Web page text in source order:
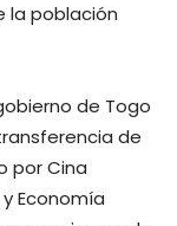
la población
de Togo
de
por Cina
Economía